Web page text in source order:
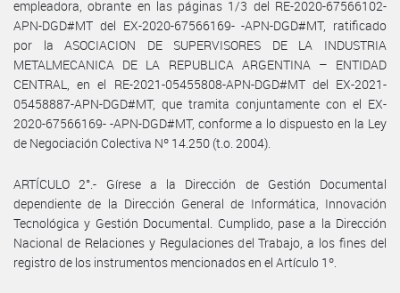
empleadora, obrante en las páginas 1/3 del RE-2020-67566102-
APN-DGD#MT del EX-2020-67566169- -APN-DGD#MT, ratificado
por la ASOCIACION DE SUPERVISORES DE LA INDUSTRIA
METALMECANICA DE LA REPUBLICA ARGENTINA – ENTIDAD
CENTRAL, en el RE-2021-05455808-APN-DGD#MT del EX-2021-
05458887-APN-DGD#MT, que tramita conjuntamente con el EX-
2020-67566169- -APN-DGD#MT, conforme a lo dispuesto en la Ley
de Negociación Colectiva Nº 14.250 (t.o. 2004).
ARTÍCULO 2°.- Gírese a la Dirección de Gestión Documental
dependiente de la Dirección General de Informática, Innovación
Tecnológica y Gestión Documental. Cumplido, pase a la Dirección
Nacional de Relaciones y Regulaciones del Trabajo, a los fines del
registro de los instrumentos mencionados en el Artículo 1º.